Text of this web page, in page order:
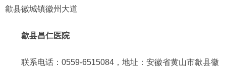
歙县徽城镇徽州大道
歙县昌仁医院
联系电话：0559-6515084，地址：安徽省黄山市歙县徽